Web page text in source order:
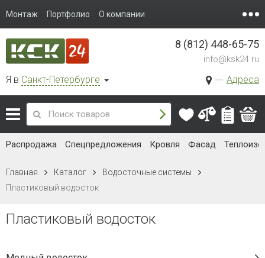
Монтаж Портфолио О компании
Я в Санкт-Петербурге Адреса
8 (812) 448-65-75
info@ksk24.ru
Распродажа Спецпредложения Кровля Фасад
Главная Каталог
Водосточные системы
Пластиковый водосток
Пластиковый водосток